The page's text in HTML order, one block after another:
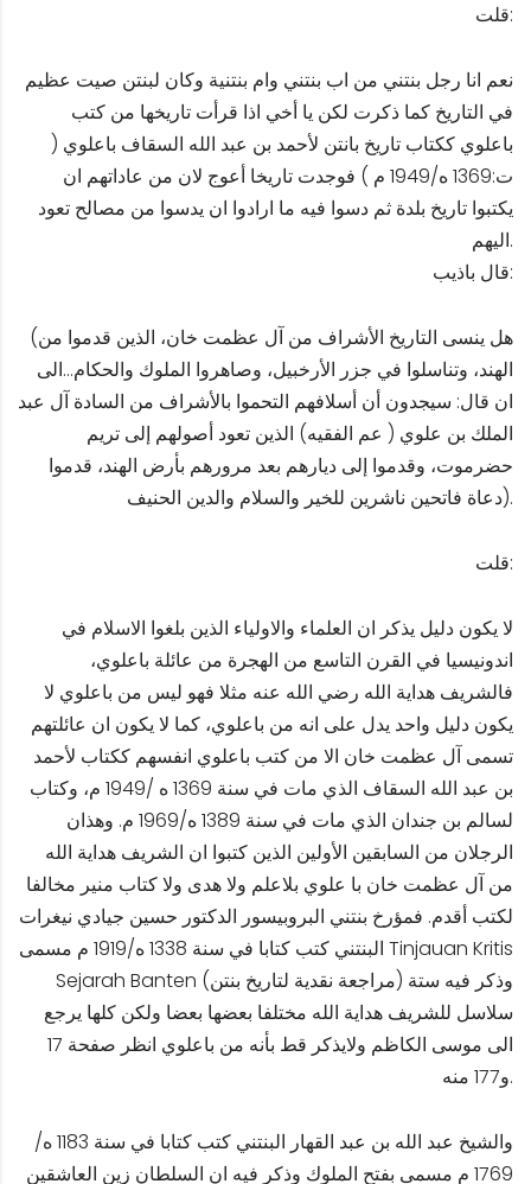
قلت:
نعم انا رجل بنتني من اب بنتني وام بنتنية وكان لبنتن صيت عظيم
في التاريخ كما ذكرت لكن يا أخي اذا قرأت تاريخها من كتب
باعلوي ككتاب تاريخ بانتن لأحمد بن عبد الله السقاف باعلوي (
ت:1369 ه/1949 م ) فوجدت تاريخا أعوج لان من عاداتهم ان
يكتبوا تاريخ بلدة ثم دسوا فيه ما ارادوا ان يدسوا من مصالح تعود
اليهم.
قال باذيب:
(هل ينسى التاريخ الأشراف من آل عظمت خان، الذين قدموا من
الهند، وتناسلوا في جزر الأرخبيل، وصاهروا الملوك والحكام…الى
ان قال: سيجدون أن أسلافهم التحموا بالأشراف من السادة آل عبد
الملك بن علوي ( عم الفقيه) الذين تعود أصولهم إلى تريم
حضرموت، وقدموا إلى ديارهم بعد مرورهم بأرض الهند، قدموا
دعاة فاتحين ناشرين للخير والسلام والدين الحنيف).
قلت:
لا يكون دليل يذكر ان العلماء والاولياء الذين بلغوا الاسلام في
اندونيسيا في القرن التاسع من الهجرة من عائلة باعلوي،
فالشريف هداية الله رضي الله عنه مثلا فهو ليس من باعلوي لا
يكون دليل واحد يدل على انه من باعلوي، كما لا يكون ان عائلتهم
تسمى آل عظمت خان الا من كتب باعلوي انفسهم ككتاب لأحمد
بن عبد الله السقاف الذي مات في سنة 1369 ه /1949 م، وكتاب
لسالم بن جندان الذي مات في سنة 1389 ه/1969 م. وهذان
الرجلان من السابقين الأولين الذين كتبوا ان الشريف هداية الله
من آل عظمت خان با علوي بلاعلم ولا هدى ولا كتاب منير مخالفا
لكتب أقدم. فمؤرخ بنتني البروبيسور الدكتور حسين جيادي نيغرات
البنتني كتب كتابا في سنة 1338 ه/1919 م مسمى Tinjauan Kritis
Sejarah Banten (مراجعة نقدية لتاريخ بنتن) وذكر فيه ستة
سلاسل للشريف هداية الله مختلفا بعضها بعضا ولكن كلها يرجع
الى موسى الكاظم ولايذكر قط بأنه من باعلوي انظر صفحة 17
و177 منه.
والشيخ عبد الله بن عبد القهار البنتني كتب كتابا في سنة 1183 ه/
1769 م مسمى بفتح الملوك وذكر فيه ان السلطان زين العاشقين